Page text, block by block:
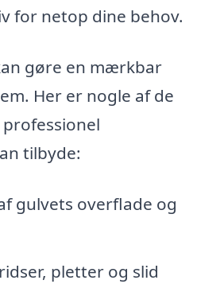
for netop dine behov.
gøre en mærkbar
Her er nogle af de
tilbyde:
gulvets overflade og
pletter og slid